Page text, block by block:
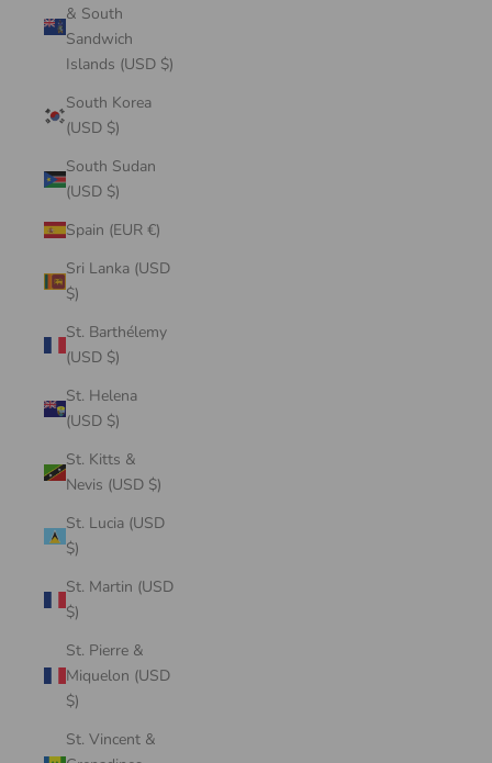
& South
Sandwich
Islands (USD $)
South Korea
(USD $)
South Sudan
(USD $)
Spain (EUR €)
Sri Lanka (USD
$)
St. Barthélemy
(USD $)
St. Helena
(USD $)
St. Kitts &
Nevis (USD $)
St. Lucia (USD
$)
St. Martin (USD
$)
St. Pierre &
Miquelon (USD
$)
St. Vincent &